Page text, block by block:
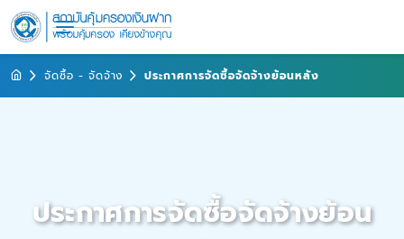
จัดซื้อ - จัดจ้าง ประกาศการจัดซื้อจัดจ้างย้อนหลัง
ประกาศการจัดซื้อจัดจ้างย้อน